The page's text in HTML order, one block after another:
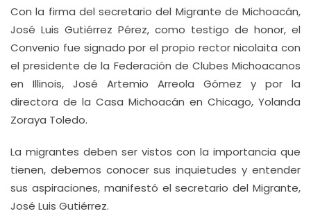
Con la firma del secretario del Migrante de Michoacán,
José Luis Gutiérrez Pérez, como testigo de honor, el
Convenio fue signado por el propio rector nicolaita con
el presidente de la Federación de Clubes Michoacanos
en Illinois, José Artemio Arreola Gómez y por la
directora de la Casa Michoacán en Chicago, Yolanda
Zoraya Toledo.
La migrantes deben ser vistos con la importancia que
tienen, debemos conocer sus inquietudes y entender
sus aspiraciones, manifestó el secretario del Migrante,
José Luis Gutiérrez.